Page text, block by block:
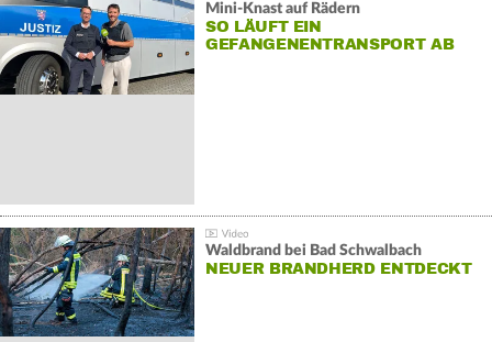
Mini-Knast auf Rädern
SO LÄUFT EIN
GEFANGENENTRANSPORT AB
Waldbrand bei Bad Schwalbach
NEUER BRANDHERD ENTDECKT